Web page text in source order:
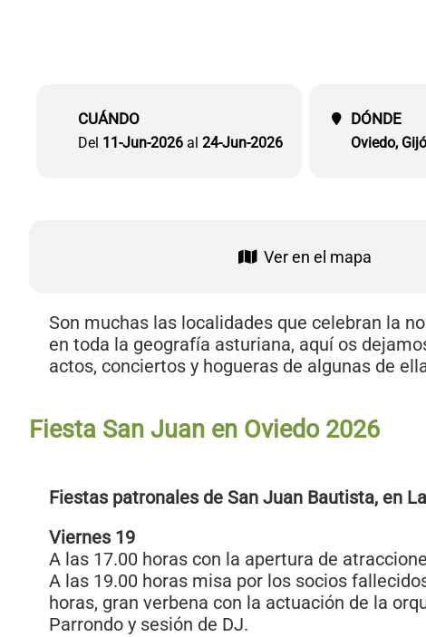
CUÁNDO
Del 11-Jun-2026 al 24-Jun-2026
DÓNDE
Oviedo,
Ver en el mapa
Son muchas las localidades que celebran la
en toda la geografía asturiana, aquí os
actos, conciertos y hogueras de algunas de
Fiesta San Juan en Oviedo 2026
Fiestas patronales de San Juan Bautista, en
Viernes 19
A las 17.00 horas con la apertura de
A las 19.00 horas misa por los socios
horas, gran verbena con la actuación de la
Parrondo y sesión de DJ.